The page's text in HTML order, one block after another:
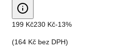
199 Kč230 Kč-13%
(164 Kč bez DPH)